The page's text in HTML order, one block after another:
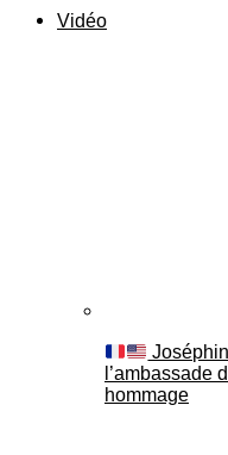
Vidéo
l’ambassade
hommage